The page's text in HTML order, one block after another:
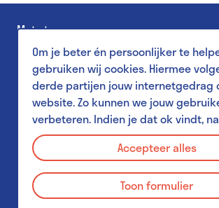
Om je beter én persoonlijker te
gebruiken wij cookies. Hiermee
derde partijen jouw internetgedrag
website. Zo kunnen we jouw
verbeteren. Indien je dat ok vindt,
Accepteer alles
Toon formulier
Museum Shop
Salon
Pers
Aanbod voor scholen
MuST - Museum Student Team
Aanbod voor studenten
GUM & Plantentuin voor leerkrachten
Met steun van
Privacy Policy
Disclaimer
Cookies